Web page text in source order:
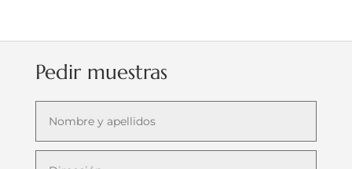
Pedir muestras